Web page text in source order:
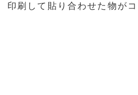
印刷して貼り合わせた物が